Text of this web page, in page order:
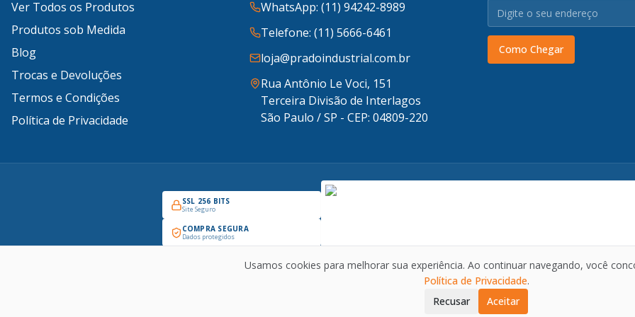
Ver Todos os Produtos
Produtos sob Medida
Blog
Trocas e Devoluções
Termos e Condições
Política de Privacidade
WhatsApp: (11) 94242-8989
Telefone: (11) 5666-6461
loja@pradoindustrial.com.br
Rua Antônio Le Voci, 151
Terceira Divisão de Interlagos
São Paulo / SP - CEP: 04809-220
Como Chegar
SSL 256 BITS
Site Seguro
COMPRA SEGURA
Dados protegidos
Usamos cookies para melhorar sua experiência. Ao continuar navegando, você
Política de Privacidade.
Recusar
Aceitar